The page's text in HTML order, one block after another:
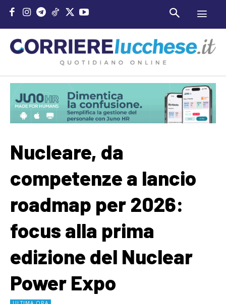
Nucleare, da
competenze a lancio
roadmap per 2026:
focus alla prima
edizione del Nuclear
Power Expo